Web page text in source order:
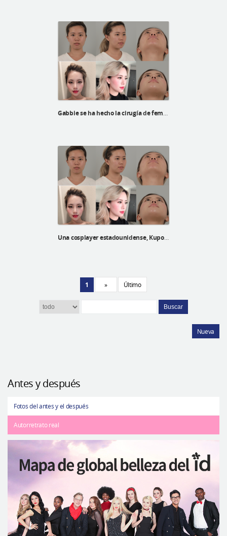
Gabbie se ha hecho la cirugía de feminización facial en ID Hospital
Una cosplayer estadounidense, Kupo Vannie, recibió su rinoplastia y su línea V en el Hospital ID
1 » Último
Buscar
Nueva
Antes y después
Fotos del antes y el después
Autorretrato real